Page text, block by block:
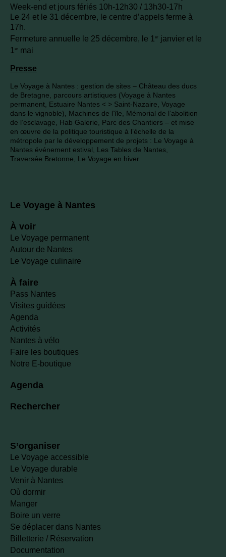
Week-end et jours fériés 10h-12h30 / 13h30-17h
Le 24 et le 31 décembre, le centre d’appels ferme à
17h.
Fermeture annuelle le 25 décembre, le 1er
janvier et le
1er mai
Presse
Le Voyage à Nantes : gestion de sites – Château des ducs
de Bretagne, parcours artistiques (Voyage à Nantes
permanent, Estuaire Nantes < > Saint-Nazaire, Voyage
dans le vignoble), Machines de l’île, Mémorial de l’abolition
de l’esclavage, Hab Galerie, Parc des Chantiers – et mise
en œuvre de la politique touristique à l’échelle de la
métropole par le développement de projets : Le Voyage à
Nantes événement estival, Les Tables de Nantes,
Traversée Bretonne, Le Voyage en hiver.
Le Voyage à Nantes
À voir
Le Voyage permanent
Autour de Nantes
Le Voyage culinaire
À faire
Pass Nantes
Visites guidées
Agenda
Activités
Nantes à vélo
Faire les boutiques
Notre E-boutique
Agenda
Rechercher
S’organiser
Le Voyage accessible
Le Voyage durable
Venir à Nantes
Où dormir
Manger
Boire un verre
Se déplacer dans Nantes
Billetterie / Réservation
Documentation